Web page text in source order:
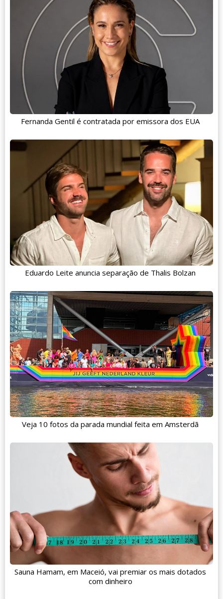
Fernanda Gentil é contratada por emissora dos EUA
Eduardo Leite anuncia separação de Thalis Bolzan
Veja 10 fotos da parada mundial feita em Amsterdã
Sauna Hamam, em Maceió, vai premiar os mais dotados
com dinheiro